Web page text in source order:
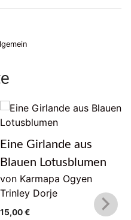
Eine Girlande aus
Blauen Lotusblumen
von Karmapa Ogyen
Trinley Dorje
15,00€